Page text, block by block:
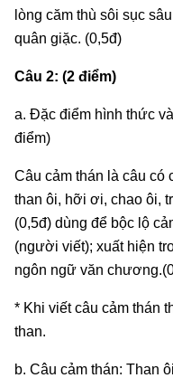
lòng căm thù sôi sục
quân giặc. (0,5đ)
Câu 2: (2 điểm)
a. Đặc điểm hình thức
điểm)
Câu cảm thán là câu có
than ôi, hỡi ơi, chao ôi,
(0,5đ) dùng để bộc lộ
(người viết); xuất hiện
ngôn ngữ văn
* Khi viết câu cảm thán
than.
b. Câu cảm thán: Than